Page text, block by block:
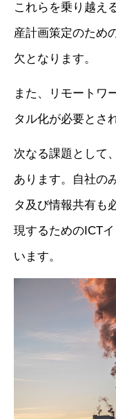
これらを乗り越え
産計画策定のため
欠となります。
また、リモートワ
タル化が必要とさ
次なる課題として
あります。自社の
タ及び情報共有も
現するためのICT
います。